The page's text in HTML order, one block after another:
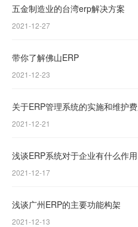
五金制造业的台湾erp解决方案
2021-12-27
带你了解佛山ERP
2021-12-23
关于ERP管理系统的实施和维护
2021-12-21
浅谈ERP系统对于企业有什么作用
2021-12-17
浅谈广州ERP的主要功能构架
2021-12-13
售后